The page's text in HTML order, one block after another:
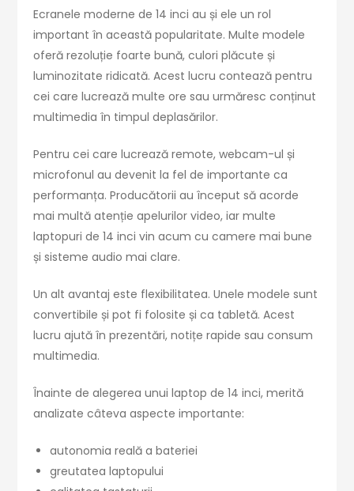
Ecranele moderne de 14 inci au și ele un rol
important în această popularitate. Multe modele
oferă rezoluție foarte bună, culori plăcute și
luminozitate ridicată. Acest lucru contează pentru
cei care lucrează multe ore sau urmăresc conținut
multimedia în timpul deplasărilor.
Pentru cei care lucrează remote, webcam-ul și
microfonul au devenit la fel de importante ca
performanța. Producătorii au început să acorde
mai multă atenție apelurilor video, iar multe
laptopuri de 14 inci vin acum cu camere mai bune
și sisteme audio mai clare.
Un alt avantaj este flexibilitatea. Unele modele sunt
convertibile și pot fi folosite și ca tabletă. Acest
lucru ajută în prezentări, notițe rapide sau consum
multimedia.
Înainte de alegerea unui laptop de 14 inci, merită
analizate câteva aspecte importante:
autonomia reală a bateriei
greutatea laptopului